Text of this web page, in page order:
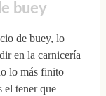
buey
de buey, lo
en la carnicería
lo más finito
el tener que